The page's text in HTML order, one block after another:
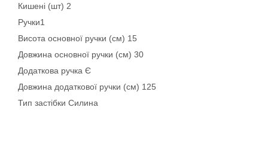
Кишені (шт) 2
Ручки1
Висота основної ручки (см) 15
Довжина основної ручки (см) 30
Додаткова ручка Є
Довжина додаткової ручки (см) 125
Тип застібки Силина